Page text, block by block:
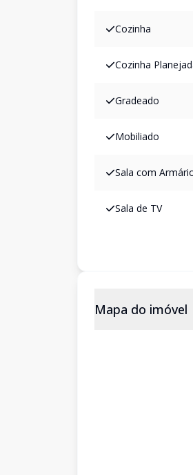
Cozinha
Cozinha
Gradeado
Mobiliado
Sala com
Sala de TV
Mapa do imóvel